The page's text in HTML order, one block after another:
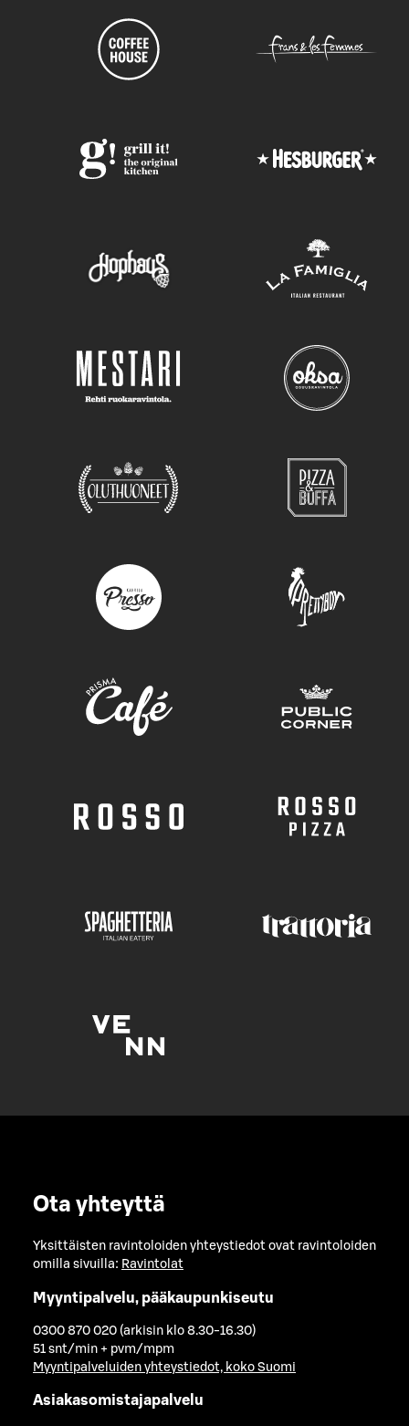
Ota yhteyttä
Yksittäisten ravintoloiden yhteystiedot ovat ravintoloiden
omilla sivuilla: Ravintolat
Myyntipalvelu, pääkaupunkiseutu
0300 870 020 (arkisin klo 8.30-16.30)
51 snt/min + pvm/mpm
Myyntipalveluiden yhteystiedot, koko Suomi
Asiakasomistajapalvelu